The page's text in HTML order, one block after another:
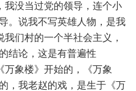
我没当过党的领导，连个小
。说我不写英雄人物，是我
我们村的一个半社会主义，
结论，这是有普遍性
万象楼》开始的，《万象
，我老赵的戏，是生于《万